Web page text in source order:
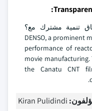
وقّع اتفاق تنمية مشترك مع؟
DENSO, a prominent
performance of
movie
the Canatu CNT
Kiran Pulidindi